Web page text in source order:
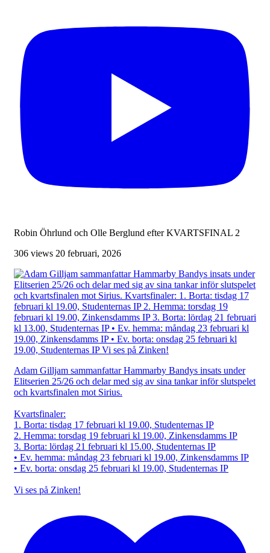
Robin Öhrlund och Olle Berglund efter KVARTSFINAL 2
306 views 20 februari, 2026
Adam Gilljam sammanfattar Hammarby Bandys insats under
Elitserien 25/26 och delar med sig av sina tankar inför slutspelet
och kvartsfinalen mot Sirius.
Kvartsfinaler:
1. Borta: tisdag 17 februari kl 19.00, Studenternas IP
2. Hemma: torsdag 19 februari kl 19.00, Zinkensdamms IP
3. Borta: lördag 21 februari kl 15.00, Studenternas IP
• Ev. hemma: måndag 23 februari kl 19.00, Zinkensdamms IP
• Ev. borta: onsdag 25 februari kl 19.00, Studenternas IP
Vi ses på Zinken!